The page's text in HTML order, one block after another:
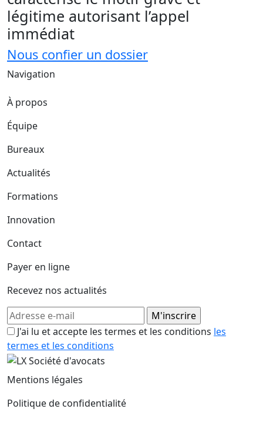
légitime autorisant l’appel
immédiat
Nous confier un dossier
Navigation
À propos
Équipe
Bureaux
Actualités
Formations
Innovation
Contact
Payer en ligne
Recevez nos actualités
J'ai lu et accepte les termes et les conditions les
termes et les conditions
Mentions légales
Politique de confidentialité